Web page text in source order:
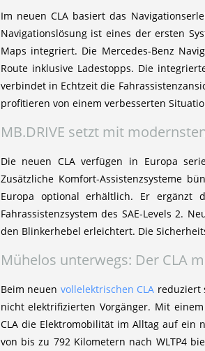
Im neuen CLA basiert das
Navigationslösung ist eines der ersten
Maps integriert. Die Mercedes‑Benz
Route inklusive Ladestopps. Die
verbindet in Echtzeit die
profitieren von einem verbesserten
MB.DRIVE setzt mit
Die neuen CLA verfügen in Europa
Zusätzliche Komfort-Assistenzsysteme
Europa optional erhältlich. Er ergänzt
Fahrassistenzsystem des SAE-Levels 2.
den Blinkerhebel erleichtert. Die
Mühelos unterwegs: Der CLA
Beim neuen vollelektrischen CLA reduziert
nicht elektrifizierten Vorgänger. Mit
CLA die Elektromobilität im Alltag auf ein
von bis zu 792 Kilometern nach WLTP4